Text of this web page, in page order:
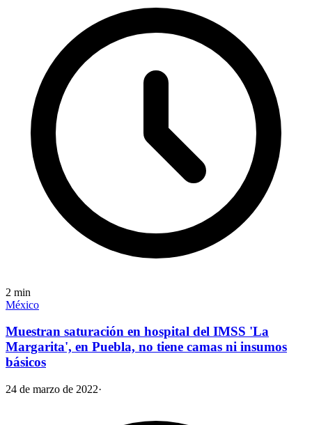
2 min
México
Muestran saturación en hospital del IMSS 'La
Margarita', en Puebla, no tiene camas ni insumos
básicos
24 de marzo de 2022·